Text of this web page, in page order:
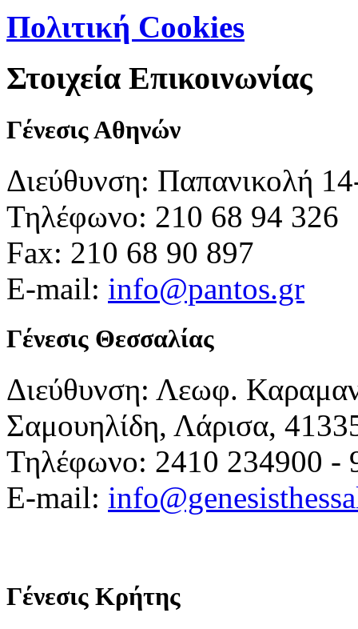
Πολιτική Cookies
Στοιχεία Επικοινωνίας
Γένεσις Αθηνών
Διεύθυνση: Παπανικολή
Τηλέφωνο: 210 68 94 326
Fax: 210 68 90 897
E-mail: info@pantos.gr
Γένεσις Θεσσαλίας
Διεύθυνση: Λεωφ.
Σαμουηλίδη, Λάρισα,
Τηλέφωνο: 2410 234900 -
E-mail:
Γένεσις Κρήτης